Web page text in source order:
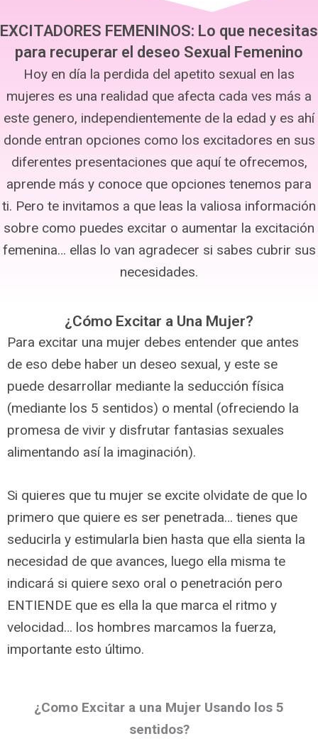
EXCITADORES FEMENINOS: Lo que necesitas
para recuperar el deseo Sexual Femenino
Hoy en día la perdida del apetito sexual en las
mujeres es una realidad que afecta cada ves más a
este genero, independientemente de la edad y es ahí
donde entran opciones como los excitadores en sus
diferentes presentaciones que aquí te ofrecemos,
aprende más y conoce que opciones tenemos para
ti. Pero te invitamos a que leas la valiosa información
sobre como puedes excitar o aumentar la excitación
femenina… ellas lo van agradecer si sabes cubrir sus
necesidades.
¿Cómo Excitar a Una Mujer?
Para excitar una mujer debes entender que antes
de eso debe haber un deseo sexual, y este se
puede desarrollar mediante la seducción física
(mediante los 5 sentidos) o mental (ofreciendo la
promesa de vivir y disfrutar fantasias sexuales
alimentando así la imaginación).
Si quieres que tu mujer se excite olvidate de que lo
primero que quiere es ser penetrada… tienes que
seducirla y estimularla bien hasta que ella sienta la
necesidad de que avances, luego ella misma te
indicará si quiere sexo oral o penetración pero
ENTIENDE que es ella la que marca el ritmo y
velocidad… los hombres marcamos la fuerza,
importante esto último.
¿Como Excitar a una Mujer Usando los 5
sentidos?